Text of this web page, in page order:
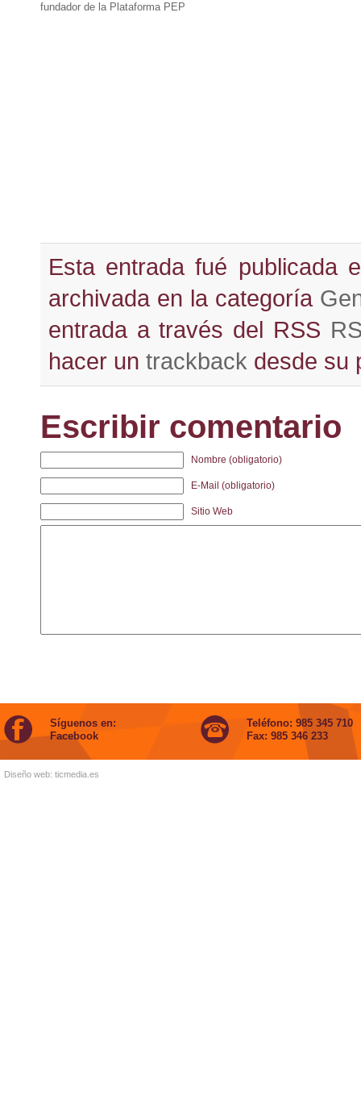
fundador de la Plataforma PEP
Esta entrada fué publicada
archivada en la categoría
entrada a través del RSS
hacer un trackback desde su
Escribir comentario
Nombre (obligatorio)
E-Mail (obligatorio)
Sitio Web
Síguenos en:
Facebook
Teléfono: 985 345 710
Fax: 985 346 233
Diseño web: ticmedia.es